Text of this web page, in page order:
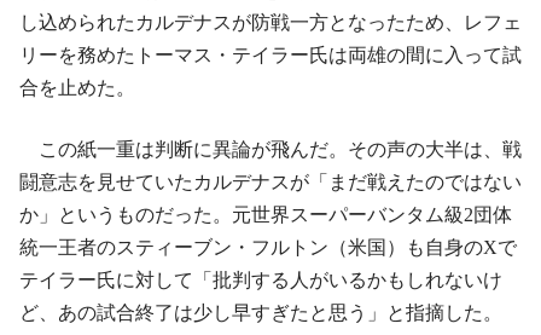
し込められたカルデナスが防戦一方となったため、レフェ
リーを務めたトーマス・テイラー氏は両雄の間に入って試
合を止めた。
この紙一重は判断に異論が飛んだ。その声の大半は、戦
闘意志を見せていたカルデナスが「まだ戦えたのではない
か」というものだった。元世界スーパーバンタム級2団体
統一王者のスティーブン・フルトン（米国）も自身のXで
テイラー氏に対して「批判する人がいるかもしれないけ
ど、あの試合終了は少し早すぎたと思う」と指摘した。